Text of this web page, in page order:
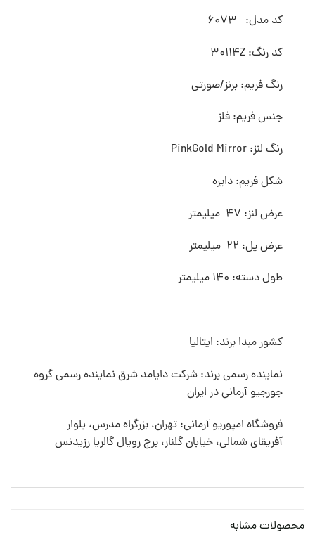
کد مدل: 6073
کد رنگ: 30114Z
رنگ فريم: برنز/صورتی
جنس فريم: فلز
رنگ لنز: PinkGold Mirror
شکل فريم: دایره
عرض لنز: 47 ميليمتر
عرض پل: 22 ميليمتر
طول دسته: 140 ميليمتر
کشور مبدا برند: ایتالیا
نماینده رسمی برند: شرکت دایامد شرق نماینده رسمی گروه
جورجیو آرمانی در ایران
فروشگاه امپوریو آرمانی: تهران، بزرگراه مدرس، بلوار
آفریقای شمالی، خیابان گلنار، برج رویال گالریا رزیدنس
محصولات مشابه